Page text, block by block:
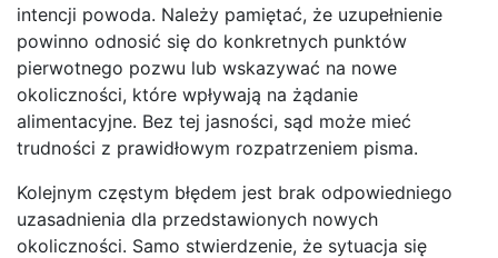
intencji powoda. Należy pamiętać, że uzupełnienie
powinno odnosić się do konkretnych punktów
pierwotnego pozwu lub wskazywać na nowe
okoliczności, które wpływają na żądanie
alimentacyjne. Bez tej jasności, sąd może mieć
trudności z prawidłowym rozpatrzeniem pisma.
Kolejnym częstym błędem jest brak odpowiedniego
uzasadnienia dla przedstawionych nowych
okoliczności. Samo stwierdzenie, że sytuacja się